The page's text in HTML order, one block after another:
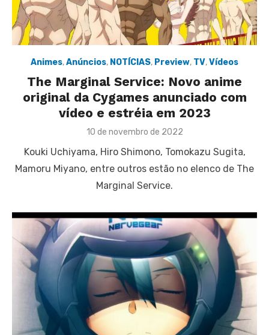
Animes,Anúncios, NOTÍCIAS, Preview, TV,Vídeos
The Marginal Service: Novo anime
original da Cygames anunciado com
vídeo e estréia em 2023
Posted
10 de novembro de 2022
Kouki Uchiyama, Hiro Shimono, Tomokazu Sugita,
Mamoru Miyano, entre outros estão no elenco de The
Marginal Service.